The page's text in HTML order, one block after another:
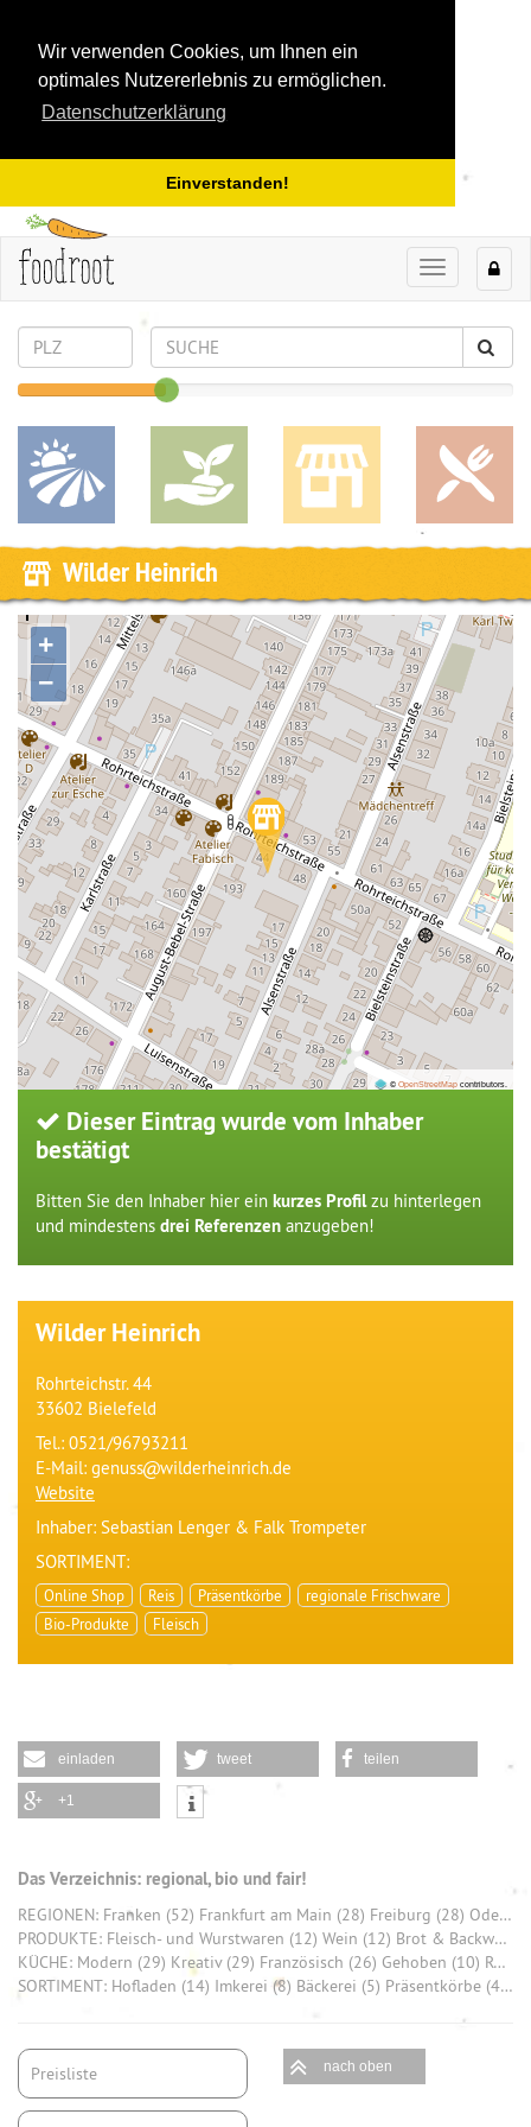
Wir verwenden Cookies, um Ihnen ein
optimales Nutzererlebnis zu ermöglichen.
Datenschutzerklärung
Einverstanden!
TOGGLE
Wilder Heinrich
+
−
© OpenStreetMapcontributors.
Dieser Eintrag wurde vom Inhaber
bestätigt
Bitten Sie den Inhaber hier ein kurzes Profilzu hinterlegen
und mindestens drei Referenzen anzugeben!
Wilder Heinrich
Rohrteichstr. 44
33602 Bielefeld
Tel.: 0521/96793211
E-Mail: genuss
wilderheinrich.de
Website
Inhaber: Sebastian Lenger & Falk Trompeter
SORTIMENT:
Online Shop Reis Präsentkörbe
regionale Frischware
Bio-Produkte
Fleisch
einladen tweet teilen
+1
Das Verzeichnis: regional, bio und fair!
REGIONEN: Franken (52) Frankfurt am Main (28) Freiburg (28) Odenwald (26) Saarland (26) München (20) Tuttlingen (20) Allgäu (19) Hohenlohekreis (17) Stuttgart (16)
PRODUKTE: Fleisch- und Wurstwaren (12) Wein (12) Brot & Backwaren (9) Honig (7) Käse (6) Bier (6) Schokolade (6) Gemüse (5) Eier (5) Rind (4)
KÜCHE: Modern (29) Kreativ (29) Französisch (26) Gehoben (10) Regional Deutsch (7) Traditionell (4) Europäisch (2) Klassisch (2) Asiatisch (1) HartKernHessisch (1)
SORTIMENT: Hofladen (14) Imkerei (8) Bäckerei (5) Präsentkörbe (4) Bio-Produkte (4) Weingut (4) Bio Brot (3) Bio-Gemüse (3) Fleisch (3) regionale Frischware (3)
Preisliste nach oben